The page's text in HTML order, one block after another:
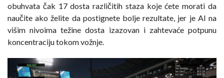
obuhvata čak 17 dosta različitih staza koje ćete morati da
naučite ako želite da postignete bolje rezultate, jer je AI na
višim nivoima težine dosta izazovan i zahtevaće potpunu
koncentraciju tokom vožnje.